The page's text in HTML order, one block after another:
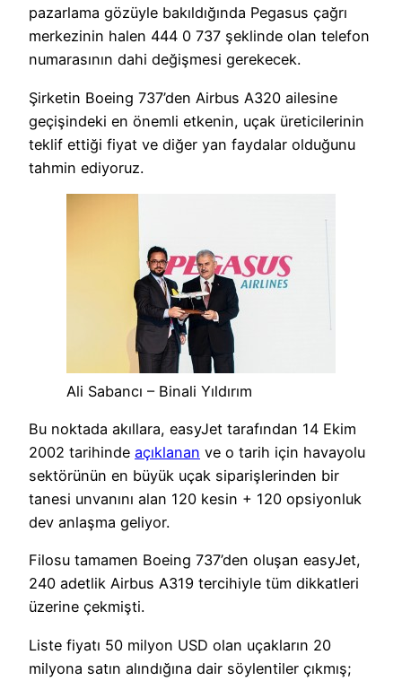
pazarlama gözüyle bakıldığında Pegasus çağrı
merkezinin halen 444 0 737 şeklinde olan telefon
numarasının dahi değişmesi gerekecek.
Şirketin Boeing 737’den Airbus A320 ailesine
geçişindeki en önemli etkenin, uçak üreticilerinin
teklif ettiği fiyat ve diğer yan faydalar olduğunu
tahmin ediyoruz.
Ali Sabancı – Binali Yıldırım
Bu noktada akıllara, easyJet tarafından 14 Ekim
2002 tarihinde açıklanan ve o tarih için havayolu
sektörünün en büyük uçak siparişlerinden bir
tanesi unvanını alan 120 kesin + 120 opsiyonluk
dev anlaşma geliyor.
Filosu tamamen Boeing 737’den oluşan easyJet,
240 adetlik Airbus A319 tercihiyle tüm dikkatleri
üzerine çekmişti.
Liste fiyatı 50 milyon USD olan uçakların 20
milyona satın alındığına dair söylentiler çıkmış;